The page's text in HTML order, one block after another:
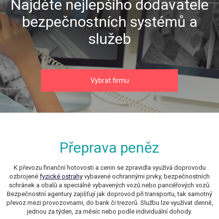
Najděte nejlepšího dodavatele
bezpečnostních systémů a
služeb
Vybrat firmu
Přeprava peněz
K převozu finanční hotovosti a cenin se zpravidla využívá doprovodu
ozbrojené fyzické ostrahy vybavené ochrannými prvky, bezpečnostních
schránek a obalů a speciálně vybavených vozů nebo pancéřových vozů.
Bezpečnostní agentury zajišťují jak doprovod při transportu, tak samotný
převoz mezi provozovnami, do bank či trezorů. Službu lze využívat denně,
jednou za týden, za měsíc nebo podle individuální dohody.